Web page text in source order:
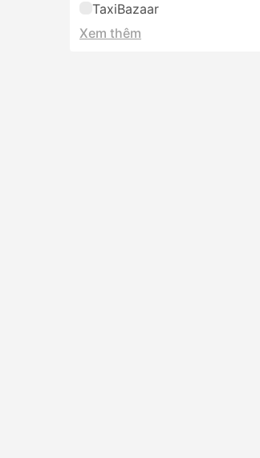
TaxiBazaar
Xem thêm